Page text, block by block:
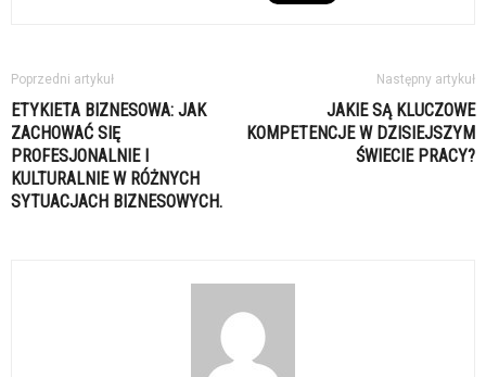
Poprzedni artykuł
ETYKIETA BIZNESOWA: JAK
ZACHOWAĆ SIĘ
PROFESJONALNIE I
KULTURALNIE W RÓŻNYCH
SYTUACJACH BIZNESOWYCH.
Następny artykuł
JAKIE SĄ KLUCZOWE
KOMPETENCJE W DZISIEJSZYM
ŚWIECIE PRACY?